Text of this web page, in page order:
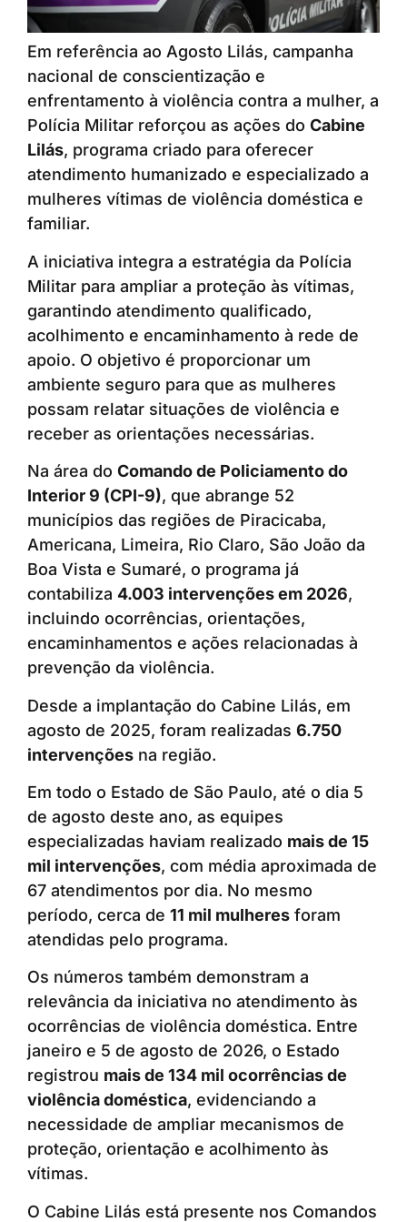
Em referência ao Agosto Lilás, campanha
nacional de conscientização e
enfrentamento à violência contra a mulher, a
Polícia Militar reforçou as ações do Cabine
Lilás, programa criado para oferecer
atendimento humanizado e especializado a
mulheres vítimas de violência doméstica e
familiar.
A iniciativa integra a estratégia da Polícia
Militar para ampliar a proteção às vítimas,
garantindo atendimento qualificado,
acolhimento e encaminhamento à rede de
apoio. O objetivo é proporcionar um
ambiente seguro para que as mulheres
possam relatar situações de violência e
receber as orientações necessárias.
Na área do Comando de Policiamento do
Interior 9 (CPI-9), que abrange 52
municípios das regiões de Piracicaba,
Americana, Limeira, Rio Claro, São João da
Boa Vista e Sumaré, o programa já
contabiliza 4.003 intervenções em 2026,
incluindo ocorrências, orientações,
encaminhamentos e ações relacionadas à
prevenção da violência.
Desde a implantação do Cabine Lilás, em
agosto de 2025, foram realizadas 6.750
intervenções na região.
Em todo o Estado de São Paulo, até o dia 5
de agosto deste ano, as equipes
especializadas haviam realizado mais de 15
mil intervenções, com média aproximada de
67 atendimentos por dia. No mesmo
período, cerca de 11 mil mulheres foram
atendidas pelo programa.
Os números também demonstram a
relevância da iniciativa no atendimento às
ocorrências de violência doméstica. Entre
janeiro e 5 de agosto de 2026, o Estado
registrou mais de 134 mil ocorrências de
violência doméstica, evidenciando a
necessidade de ampliar mecanismos de
proteção, orientação e acolhimento às
vítimas.
O Cabine Lilás está presente nos Comandos